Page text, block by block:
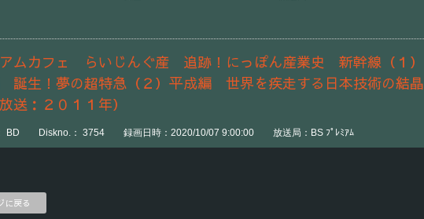
ムカフェ らいじんぐ産 追跡！にっぽん産業史 新幹線（１）
誕生！夢の超特急（２）平成編 世界を疾走する日本技術の結晶
送：２０１１年）
BD Diskno.： 3754 録画日時：2020/10/07 9:00:00 放送局：BS ﾌﾟﾚﾐｱﾑ
に戻る